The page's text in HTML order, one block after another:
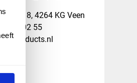
8, 4264 KG Veen
75 02 55